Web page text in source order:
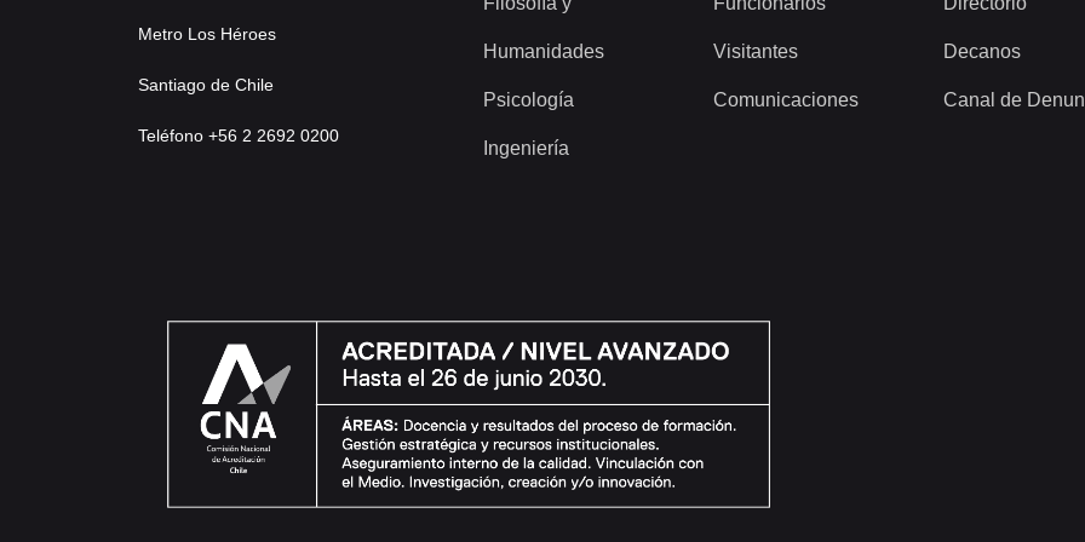
Metro Los Héroes
Santiago de Chile
Teléfono +56 2 2692 0200
Humanidades
Psicología
Ingeniería
Visitantes
Comunicaciones
Decanos
Canal de